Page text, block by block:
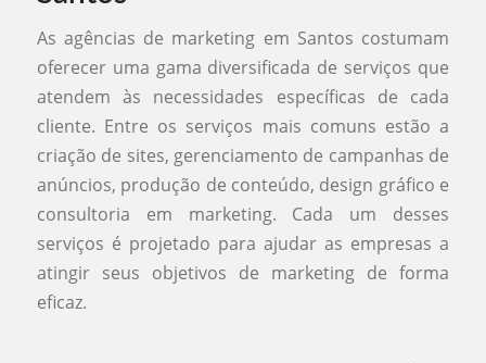
As agências de marketing em Santos costumam
oferecer uma gama diversificada de serviços que
atendem às necessidades específicas de cada
cliente. Entre os serviços mais comuns estão a
criação de sites, gerenciamento de campanhas de
anúncios, produção de conteúdo, design gráfico e
consultoria em marketing. Cada um desses
serviços é projetado para ajudar as empresas a
atingir seus objetivos de marketing de forma
eficaz.